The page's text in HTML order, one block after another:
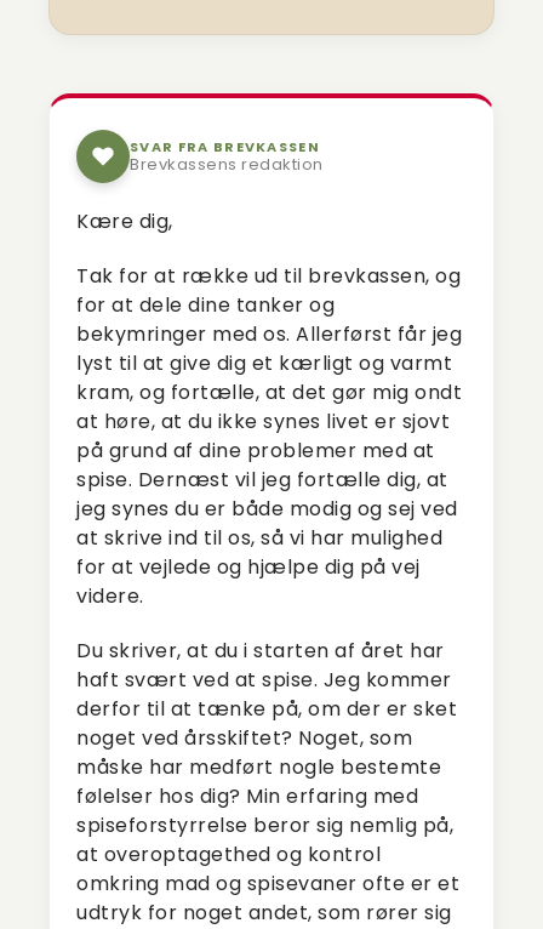
SVAR FRA BREVKASSEN
Brevkassens redaktion
Kære dig,
Tak for at række ud til brevkassen, og
for at dele dine tanker og
bekymringer med os. Allerførst får jeg
lyst til at give dig et kærligt og varmt
kram, og fortælle, at det gør mig ondt
at høre, at du ikke synes livet er sjovt
på grund af dine problemer med at
spise. Dernæst vil jeg fortælle dig, at
jeg synes du er både modig og sej ved
at skrive ind til os, så vi har mulighed
for at vejlede og hjælpe dig på vej
videre.
Du skriver, at du i starten af året har
haft svært ved at spise. Jeg kommer
derfor til at tænke på, om der er sket
noget ved årsskiftet? Noget, som
måske har medført nogle bestemte
følelser hos dig? Min erfaring med
spiseforstyrrelse beror sig nemlig på,
at overoptagethed og kontrol
omkring mad og spisevaner ofte er et
udtryk for noget andet, som rører sig